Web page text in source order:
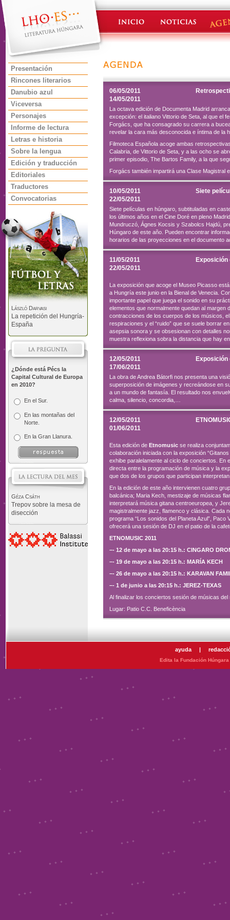
Presentación
Rincones literarios
Danubio azul
Viceversa
Personajes
Informe de lectura
Letras e historia
Sobre la lengua
Edición y traducción
Editoriales
Traductores
Convocatorias
László Darvasi
La repetición del Hungría-
España
¿Dónde está Pécs la
Capital Cultural de Europa
en 2010?
En el Sur.
En las montañas del
Norte.
En la Gran Llanura.
Géza Csáth
Trepov sobre la mesa de
disección
06/05/2011
14/05/2011
La octava edición de Documenta Madrid
excepción: el italiano Vittorio de Seta, al que el
Forgács, que ha consagrado su carrera a
revelar la cara más desconocida e íntima de la
Filmoteca Española acoge ambas
Calabria, de Vittorio de Seta, y a las ocho se
primer episodio, The Bartos Family, a la que
Forgács también impartirá una Clase Magistral
10/05/2011
22/05/2011
Siete
Siete películas en húngaro, subtituladas en
los últimos años en el Cine Doré en pleno
Mundruczó, Ágnes Kocsis y Szabolcs Hajdú,
Húngaro de este año. Pueden encontrar
horarios de las proyecciones en el documento
11/05/2011
22/05/2011
Exposición
La exposición que acoge el Museo Picasso
a Hungría este junio en la Bienal de Venecia.
importante papel que juega el sonido en su
elementos que normalmente quedan al margen
contracciones de los cuerpos de los músicos,
respiraciones y el “ruido” que se suele borrar
asepsia sonora y se obsesionan con detalles
muestra reflexiona sobra la distancia que hay
12/05/2011
17/06/2011
La obra de Andrea Bátorfi nos presenta una
superposición de imágenes y recreándose en
a un mundo de fantasía. El resultado nos
calma, silencio, concordia,…
12/05/2011
01/06/2011
Esta edición de Etnomusic se realiza
colaboración iniciada con la exposición
exhibe paralelamente al ciclo de conciertos.
directa entre la programación de música y la
que dos de los grupos que participan
En la edición de este año intervienen cuatro
balcánica; Maria Kech, mestizaje de músicas
interpretará música gitana centroeuropea, y
magistralmente jazz, flamenco y clásica. Cada
programa “Los sonidos del Planeta Azul”,
ofrecerá una sesión de DJ en el patio de la
ETNOMUSIC 2011
–- 12 de mayo a las 20:15 h.: CINGARO
–- 19 de mayo a las 20:15 h.: MARÍA KECH
–- 26 de mayo a las 20:15 h.: KARAVAN
–- 1 de junio a las 20:15 h.: JEREZ-TEXAS
Al finalizar los conciertos sesión de músicas
Lugar: Patio C.C. Beneficència
ayuda |
Edita la Fundación